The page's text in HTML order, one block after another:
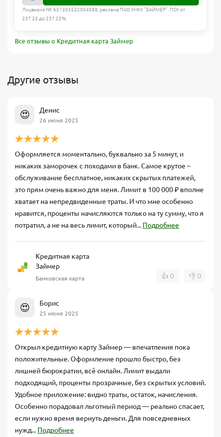
Лицензия №: 651303532004088, реклама ПАО МФК "ЗАЙМЕР". ПСК от
237.25 до 237.25%.
Все отзывы о Кредитная карта Займер
Другие отзывы
😍 Денис
26 июня 2025
Оформляется моментально, буквально за 5 минут, и
никаких заморочек с походами в банк. Самое крутое –
обслуживание бесплатное, никаких скрытых платежей,
это прям очень важно для меня. Лимит в 100 000 ₽ вполне
хватает на непредвиденные траты. И что мне особенно
нравится, проценты начисляются только на ту сумму, что я
потратил, а не на весь лимит, который... Подробнее
Кредитная карта
Займер
Банковская карта 👍 0 👎 0
😍 Борис
25 июня 2025
Открыл кредитную карту Займер — впечатления пока
положительные. Оформление прошло быстро, без
лишней бюрократии, всё онлайн. Лимит выдали
подходящий, проценты прозрачные, без скрытых условий.
Удобное приложение: видно траты, остаток, начисления.
Особенно порадовал льготный период — реально спасает,
если нужно время вернуть деньги. Для повседневных
нужд... Подробнее